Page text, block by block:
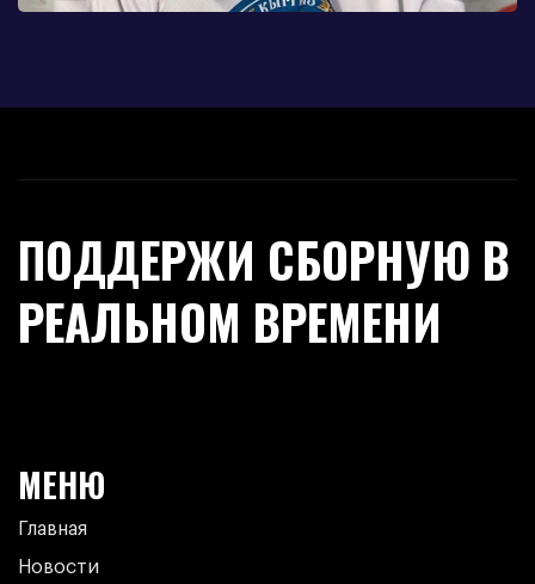
ПОДДЕРЖИ СБОРНУЮ В
РЕАЛЬНОМ ВРЕМЕНИ
МЕНЮ
Главная
Новости